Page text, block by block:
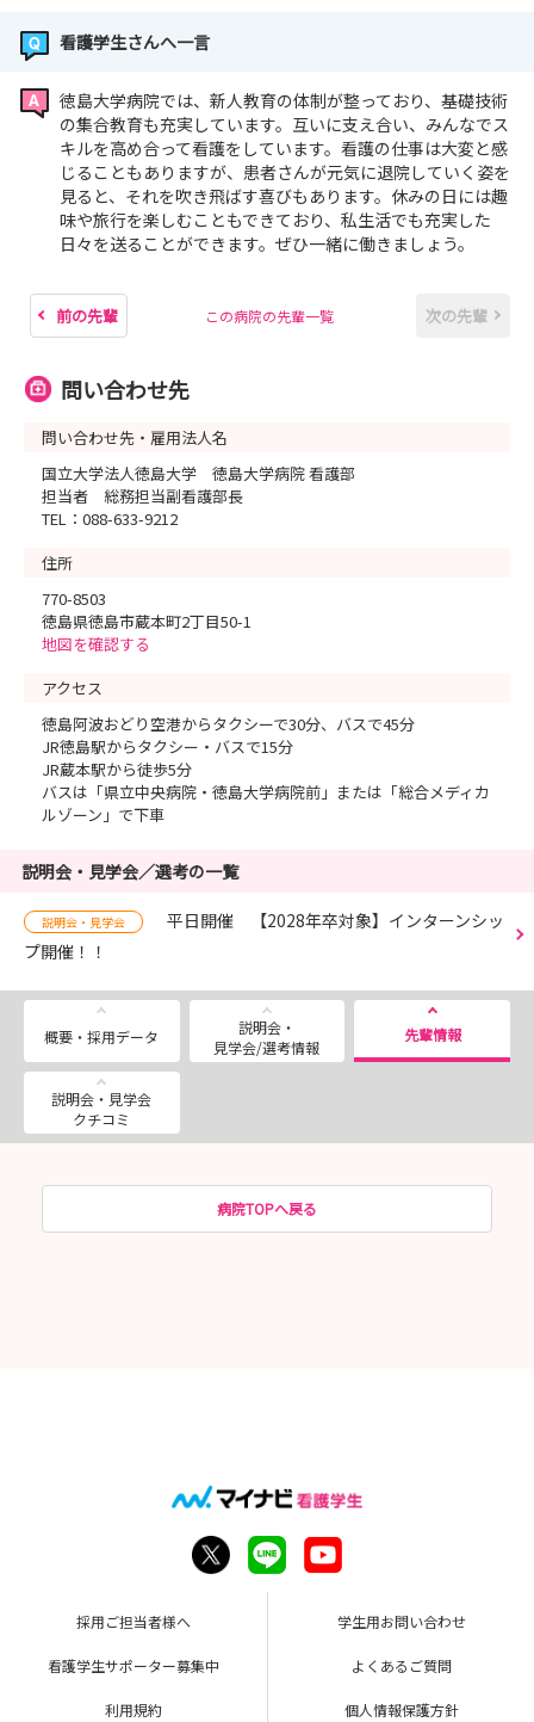
看護学生さんへ一言
徳島大学病院では、新人教育の体制が整っており、基礎技術
の集合教育も充実しています。互いに支え合い、みんなでス
キルを高め合って看護をしています。看護の仕事は大変と感
じることもありますが、患者さんが元気に退院していく姿を
見ると、それを吹き飛ばす喜びもあります。休みの日には趣
味や旅行を楽しむこともできており、私生活でも充実した
日々を送ることができます。ぜひ一緒に働きましょう。
前の先輩 この病院の先輩一覧 次の先輩
問い合わせ先
問い合わせ先・雇用法人名
国立大学法人徳島大学 徳島大学病院 看護部
担当者 総務担当副看護部長
TEL：088-633-9212
住所
770-8503
徳島県徳島市蔵本町2丁目50-1
地図を確認する
アクセス
徳島阿波おどり空港からタクシーで30分、バスで45分
JR徳島駅からタクシー・バスで15分
JR蔵本駅から徒歩5分
バスは「県立中央病院・徳島大学病院前」または「総合メディカ
ルゾーン」で下車
説明会・見学会／選考の一覧
説明会・見学会
平日開催 【2028年卒対象】インターンシッ
プ開催！！
概要・採用データ
説明会・
見学会/選考情報
先輩情報
説明会・見学会
クチコミ
病院TOPへ戻る
採用ご担当者様へ 学生用お問い合わせ
看護学生サポーター募集中 よくあるご質問
利用規約 個人情報保護方針